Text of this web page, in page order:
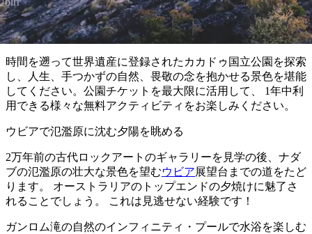
ア
ア
ウ
ト
バ
ッ
ク
と
ウ
ト
ド
ア
ア
テ
ィ
ビ
テ
ィ
プ
現
地
で
し
た
い
こ
と
用
的
な
情
報
計
画
ツ
ー
ル
時間を遡って世界遺産に登録されたカカドゥ国立公園を探索
し、人生、手つかずの自然、畏敬の念を抱かせる景色を堪能
してください。公園チケットを最大限に活用して、 1年中利
用できる様々な無料アクティビティをお楽しみください。
ウビアで氾濫原に沈む夕陽を眺める
2万年前の古代ロックアートのギャラリーを見学の後、ナダ
ブの氾濫原の壮大な景色を望むウビア展望台までの道をたど
ります。 オーストラリアのトップエンドの夕焼けに魅了さ
れることでしょう。 これは見逃せない経験です！
ガンロム滝の自然のインフィニティ・プールで水浴を楽しむ